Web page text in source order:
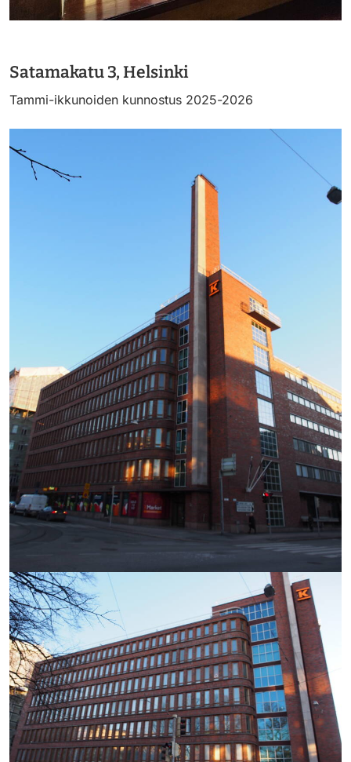
rotated.jpg
Satamakatu 3, Helsinki
Tammi-ikkunoiden kunnostus 2025-2026
https://saumasters.fi/wp-
content/uploads/2025/12/
rotated.jpg